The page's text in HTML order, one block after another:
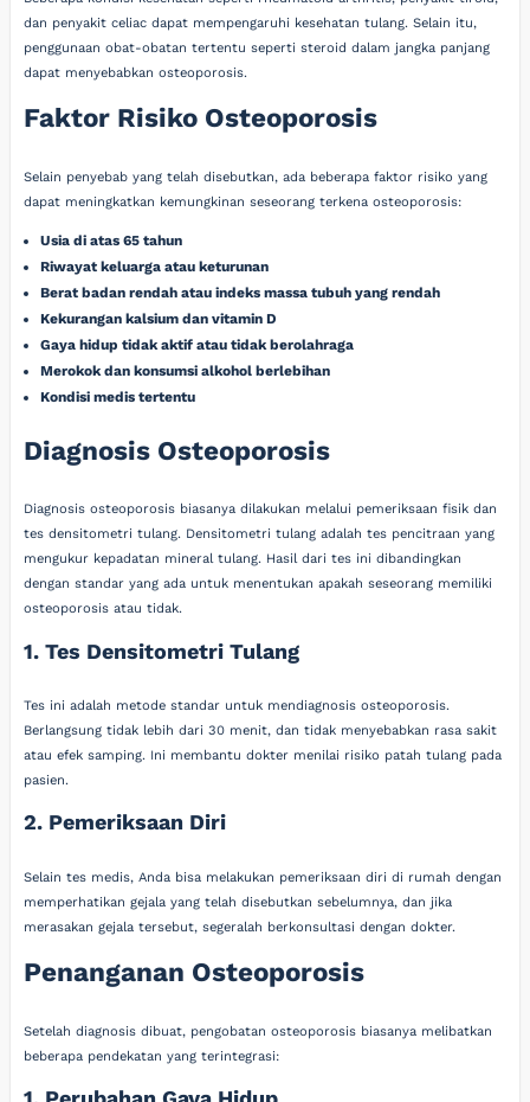
dan penyakit celiac dapat mempengaruhi kesehatan tulang. Selain itu,
penggunaan obat-obatan tertentu seperti steroid dalam jangka panjang
dapat menyebabkan osteoporosis.
Faktor Risiko Osteoporosis
Selain penyebab yang telah disebutkan, ada beberapa faktor risiko yang
dapat meningkatkan kemungkinan seseorang terkena osteoporosis:
Usia di atas 65 tahun
Riwayat keluarga atau keturunan
Berat badan rendah atau indeks massa tubuh yang rendah
Kekurangan kalsium dan vitamin D
Gaya hidup tidak aktif atau tidak berolahraga
Merokok dan konsumsi alkohol berlebihan
Kondisi medis tertentu
Diagnosis Osteoporosis
Diagnosis osteoporosis biasanya dilakukan melalui pemeriksaan fisik dan
tes densitometri tulang. Densitometri tulang adalah tes pencitraan yang
mengukur kepadatan mineral tulang. Hasil dari tes ini dibandingkan
dengan standar yang ada untuk menentukan apakah seseorang memiliki
osteoporosis atau tidak.
1. Tes Densitometri Tulang
Tes ini adalah metode standar untuk mendiagnosis osteoporosis.
Berlangsung tidak lebih dari 30 menit, dan tidak menyebabkan rasa sakit
atau efek samping. Ini membantu dokter menilai risiko patah tulang pada
pasien.
2. Pemeriksaan Diri
Selain tes medis, Anda bisa melakukan pemeriksaan diri di rumah dengan
memperhatikan gejala yang telah disebutkan sebelumnya, dan jika
merasakan gejala tersebut, segeralah berkonsultasi dengan dokter.
Penanganan Osteoporosis
Setelah diagnosis dibuat, pengobatan osteoporosis biasanya melibatkan
beberapa pendekatan yang terintegrasi: